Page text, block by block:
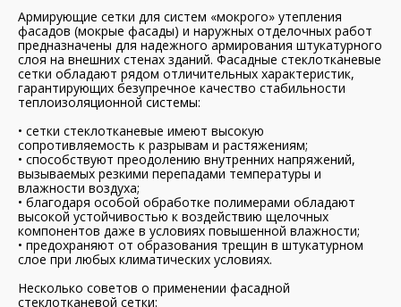
Армирующие сетки для систем «мокрого» утепления
фасадов (мокрые фасады) и наружных отделочных работ
предназначены для надежного армирования штукатурного
слоя на внешних стенах зданий. Фасадные стеклотканевые
сетки обладают рядом отличительных характеристик,
гарантирующих безупречное качество стабильности
теплоизоляционной системы:
• сетки стеклотканевые имеют высокую
сопротивляемость к разрывам и растяжениям;
• способствуют преодолению внутренних напряжений,
вызываемых резкими перепадами температуры и
влажности воздуха;
• благодаря особой обработке полимерами обладают
высокой устойчивостью к воздействию щелочных
компонентов даже в условиях повышенной влажности;
• предохраняют от образования трещин в штукатурном
слое при любых климатических условиях.
Несколько советов о применении фасадной
стеклотканевой сетки: